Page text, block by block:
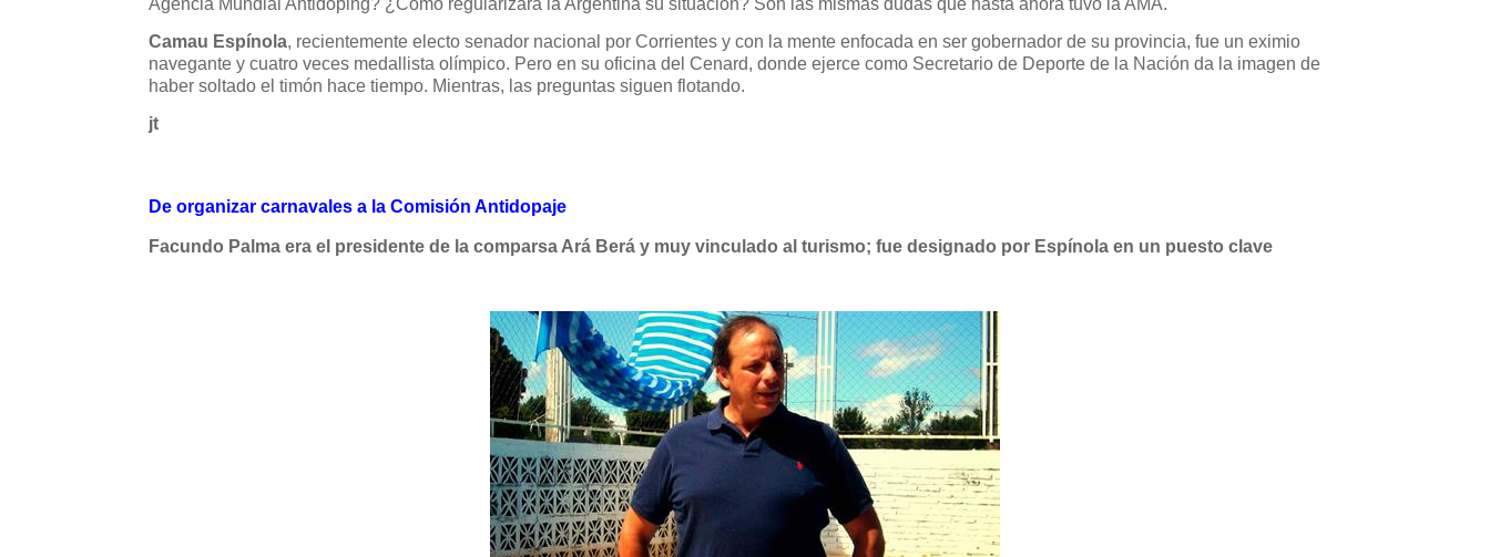
Agencia Mundial Antidoping? ¿Cómo regularizará la Argentina su situación? Son las mismas dudas que hasta ahora tuvo la AMA.
Camau Espínola, recientemente electo senador nacional por Corrientes y con la mente enfocada en ser gobernador de su provincia, fue un eximio
navegante y cuatro veces medallista olímpico. Pero en su oficina del Cenard, donde ejerce como Secretario de Deporte de la Nación da la imagen de
haber soltado el timón hace tiempo. Mientras, las preguntas siguen flotando.
jt
De organizar carnavales a la Comisión Antidopaje
Facundo Palma era el presidente de la comparsa Ará Berá y muy vinculado al turismo; fue designado por Espínola en un puesto clave